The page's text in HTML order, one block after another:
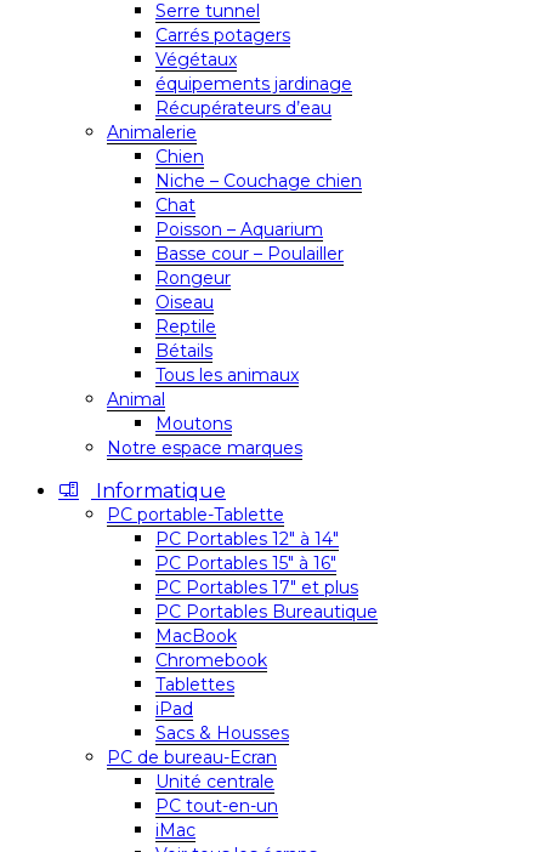
Serre tunnel
Carrés potagers
Végétaux
équipements jardinage
Récupérateurs d’eau
Animalerie
Chien
Niche – Couchage chien
Chat
Poisson – Aquarium
Basse cour – Poulailler
Rongeur
Oiseau
Reptile
Bétails
Tous les animaux
Animal
Moutons
Notre espace marques
Informatique
PC portable-Tablette
PC Portables 12″ à 14″
PC Portables 15″ à 16″
PC Portables 17″ et plus
PC Portables Bureautique
MacBook
Chromebook
Tablettes
iPad
Sacs & Housses
PC de bureau-Ecran
Unité centrale
PC tout-en-un
iMac